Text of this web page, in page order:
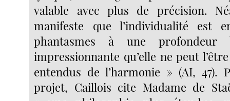
valable avec plus de précision.
manifeste que l’individualité est
phantasmes à une profondeur
impressionnante qu’elle ne peut
entendus de l’harmonie » (AI, 47).
projet, Caillois cite Madame de